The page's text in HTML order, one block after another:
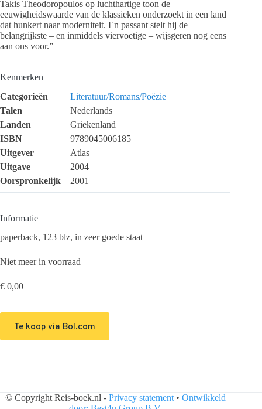
Takis Theodoropoulos op luchthartige toon de
eeuwigheidswaarde van de klassieken onderzoekt in een land
dat hunkert naar moderniteit. En passant stelt hij de
belangrijkste – en inmiddels viervoetige – wijsgeren nog eens
aan ons voor.”
Kenmerken
Categorieën
Literatuur/Romans/Poëzie
Talen
Nederlands
Landen
Griekenland
ISBN
9789045006185
Uitgever
Atlas
Uitgave
2004
Oorspronkelijk
2001
Informatie
paperback, 123 blz, in zeer goede staat
Niet meer in voorraad
€ 0,00
Te koop via Bol.com
© Copyright Reis-boek.nl - Privacy statement • Ontwikkeld